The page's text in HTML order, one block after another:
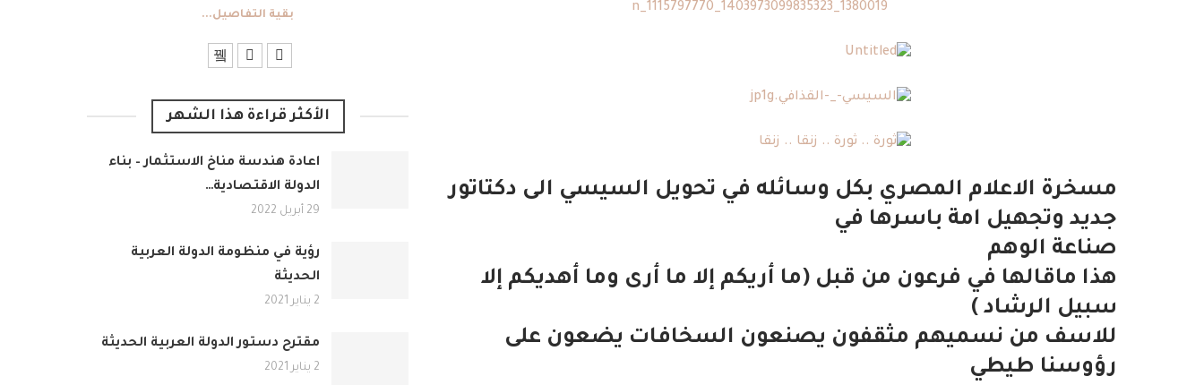
مسخرة الاعلام المصري بكل وسائله في تحويل السيسي الى دكتاتور
جديد وتجهيل امة باسرها في
صناعة الوهم
هذا ماقالها في فرعون من قبل (ما أريكم إلا ما أرى وما أهديكم إلا
سبيل الرشاد )
للاسف من نسميهم مثقفون يصنعون السخافات يضعون على
رؤوسنا طيطي
بقية التفاصيل...
الأكثر قراءة هذا الشهر
اعادة هندسة مناخ الاستثمار – بناء
الدولة الاقتصادية…
29 أبريل 2022
رؤية في منظومة الدولة العربية
الحديثة
2 يناير 2021
مقترح دستور الدولة العربية الحديثة
2 يناير 2021